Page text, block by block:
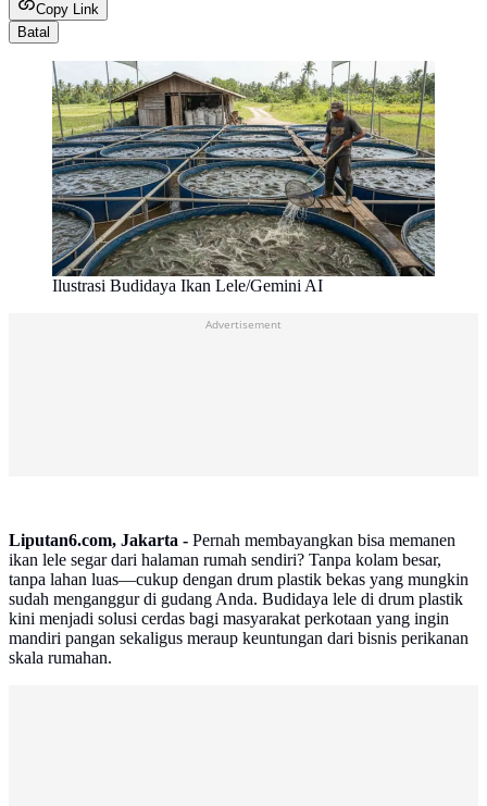
Copy Link
Batal
Ilustrasi Budidaya Ikan Lele/Gemini AI
Advertisement
Liputan6.com, Jakarta - Pernah membayangkan bisa memanen
ikan lele segar dari halaman rumah sendiri? Tanpa kolam besar,
tanpa lahan luas—cukup dengan drum plastik bekas yang mungkin
sudah menganggur di gudang Anda. Budidaya lele di drum plastik
kini menjadi solusi cerdas bagi masyarakat perkotaan yang ingin
mandiri pangan sekaligus meraup keuntungan dari bisnis perikanan
skala rumahan.